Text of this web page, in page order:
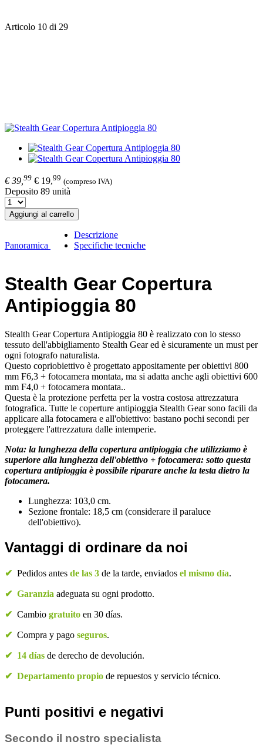
Articolo 10 di 29
€ 39, 99 € 19,99 (compreso IVA)
Deposito 89 unità
Aggiungi al carrello
Panoramica
Descrizione
Specifiche tecniche
Stealth Gear Copertura
Antipioggia 80
Stealth Gear Copertura Antipioggia 80 è realizzato con lo stesso
tessuto dell'abbigliamento Stealth Gear ed è sicuramente un must per
ogni fotografo naturalista.
Questo copriobiettivo è progettato appositamente per obiettivi 800
mm F6,3 + fotocamera montata, ma si adatta anche agli obiettivi 600
mm F4,0 + fotocamera montata..
Questa è la protezione perfetta per la vostra costosa attrezzatura
fotografica. Tutte le coperture antipioggia Stealth Gear sono facili da
applicare alla fotocamera e all'obiettivo: bastano pochi secondi per
proteggere l'attrezzatura dalle intemperie.
Nota: la lunghezza della copertura antipioggia che utilizziamo è
superiore alla lunghezza dell'obiettivo + fotocamera: sotto questa
copertura antipioggia è possibile riparare anche la testa dietro la
fotocamera.
Lunghezza: 103,0 cm.
Sezione frontale: 18,5 cm (considerare il paraluce
dell'obiettivo).
Vantaggi di ordinare da noi
✔ Pedidos antes de las 3 de la tarde, enviados el mismo día.
✔ Garanzia adeguata su ogni prodotto.
✔ Cambio gratuito en 30 días.
✔ Compra y pago seguros.
✔ 14 días de derecho de devolución.
✔ Departamento propio de repuestos y servicio técnico.
Punti positivi e negativi
Secondo il nostro specialista